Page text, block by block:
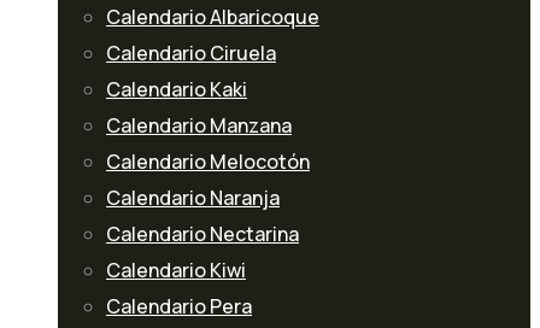
Calendario Albaricoque
Calendario Ciruela
Calendario Kaki
Calendario Manzana
Calendario Melocotón
Calendario Naranja
Calendario Nectarina
Calendario Kiwi
Calendario Pera